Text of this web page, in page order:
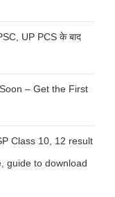
UP PCS के बाद
– Get the First
Class 10, 12 result
guide to download